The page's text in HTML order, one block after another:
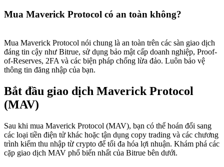
Mua Maverick Protocol có an toàn không?
Mua Maverick Protocol nói chung là an toàn trên các sàn giao dịch
đáng tin cậy như Bitrue, sử dụng bảo mật cấp doanh nghiệp, Proof-
of-Reserves, 2FA và các biện pháp chống lừa đảo. Luôn bảo vệ
thông tin đăng nhập của bạn.
Bắt đầu giao dịch Maverick Protocol
(MAV)
Sau khi mua Maverick Protocol (MAV), bạn có thể hoán đổi sang
các loại tiền điện tử khác hoặc tận dụng copy trading và các chương
trình kiếm thu nhập từ crypto để tối đa hóa lợi nhuận. Khám phá các
cặp giao dịch MAV phổ biến nhất của Bitrue bên dưới.